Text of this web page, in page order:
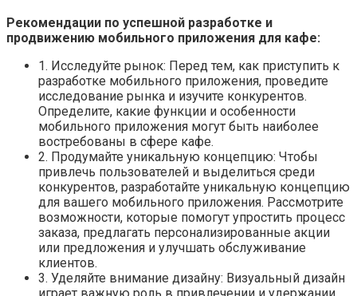
Рекомендации по успешной разработке и
продвижению мобильного приложения для кафе:
1. Исследуйте рынок: Перед тем, как приступить к
разработке мобильного приложения, проведите
исследование рынка и изучите конкурентов.
Определите, какие функции и особенности
мобильного приложения могут быть наиболее
востребованы в сфере кафе.
2. Продумайте уникальную концепцию: Чтобы
привлечь пользователей и выделиться среди
конкурентов, разработайте уникальную концепцию
для вашего мобильного приложения. Рассмотрите
возможности, которые помогут упростить процесс
заказа, предлагать персонализированные акции
или предложения и улучшать обслуживание
клиентов.
3. Уделяйте внимание дизайну: Визуальный дизайн